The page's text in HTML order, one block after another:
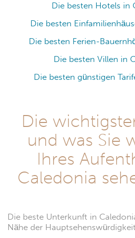
Die besten Hotels in
Die besten
Die besten Ferien-
Die besten Villen in
Die besten günstigen
Die
und was Sie
Ihres
Caledonia
Die beste Unterkunft in
Nähe der